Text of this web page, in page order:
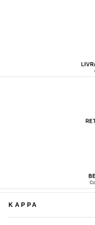
KAPPA